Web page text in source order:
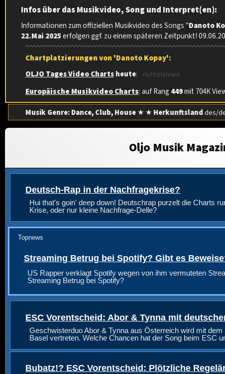
Infos über das Musikvideo, Song und Interpret(en):
Informationen zum offiziellen Musikvideo des Songs "Danoto
22.Mai 2025erfolgen ggf. zu einem späteren Zeitpunkt!
Chartplatzierungen von 'Danoto Kopay':
OLJO Tages Video Charts heute: nicht platziert
Europäische Musikvideo Charts: auf Rang 449mit 704K
Musik Genre: Dance, Club, House★ ★ Herkunftslanddes/
Oljo Musik
Deutsch-Rap in der Nachfragekrise?
Hui that's goin' deep down! Deutschrap purzelt die Charts
Krise, oder nur kleine Nachfrage-Delle?
Topnews
Streaming Betrug bei Spotify? Gibt es
US Rapper verklagt Spotify wegen von ihm vermuteten
Streaming Betrug bei Spotify?
ESC Vorentscheid: Abor & Tynna mit
Geschwisterduo Abor & Tynna aus Österreich wird mit
Basel vertreten. Welche Chancen hat der Song beim ESC
Bubatz!? ESC Vorentscheid: Plötzliche